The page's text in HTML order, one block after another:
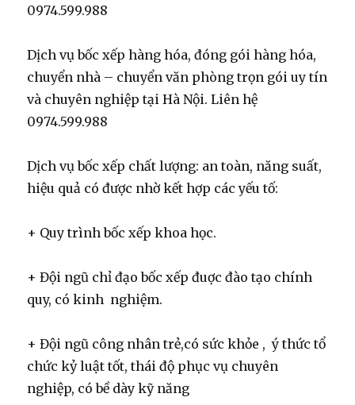
0974.599.988
Dịch vụ bốc xếp hàng hóa, đóng gói hàng hóa,
chuyển nhà – chuyển văn phòng trọn gói uy tín
và chuyên nghiệp tại Hà Nội. Liên hệ
0974.599.988
Dịch vụ bốc xếp chất lượng: an toàn, năng suất,
hiệu quả có được nhờ kết hợp các yếu tố:
+ Quy trình bốc xếp khoa học.
+ Đội ngũ chỉ đạo bốc xếp đuợc đào tạo chính
quy, có kinh nghiệm.
+ Đội ngũ công nhân trẻ,có sức khỏe , ý thức tổ
chức kỷ luật tốt, thái độ phục vụ chuyên
nghiệp, có bề dày kỹ năng